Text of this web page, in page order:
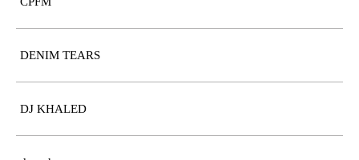
DENIM TEARS
DJ KHALED